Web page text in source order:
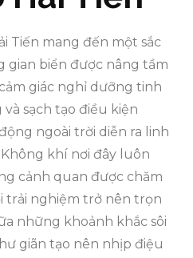
Tiến mang đến một sắc
gian biển được nâng tầm
giác nghỉ dưỡng tinh
sạch tạo điều kiện
ngoài trời diễn ra linh
khí nơi đây luôn
cảnh quan được chăm
trải nghiệm trở nên trọn
những khoảnh khắc sôi
giãn tạo nên nhịp điệu